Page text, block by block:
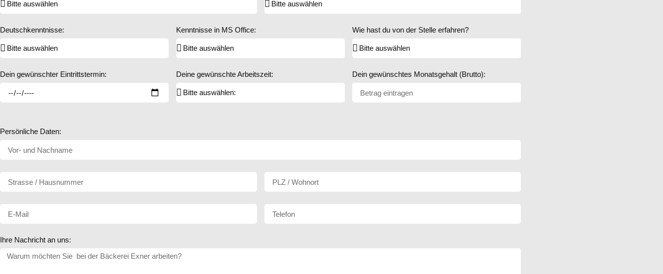
Deutschkenntnisse: Kenntnisse in MS Office: Wie hast du von der Stelle erfahren?
Dein gewünschter Eintrittstermin: Deine gewünschte Arbeitszeit: Dein gewünschtes Monatsgehalt (Brutto):
Persönliche Daten:
Ihre Nachricht an uns: